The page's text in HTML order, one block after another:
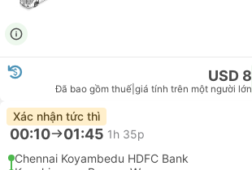
USD 8
Đã bao gồm thuế giá tính trên một người lớn
Xác nhận tức thì
00:10 01:45 1h 35p
Chennai Koyambedu HDFC Bank